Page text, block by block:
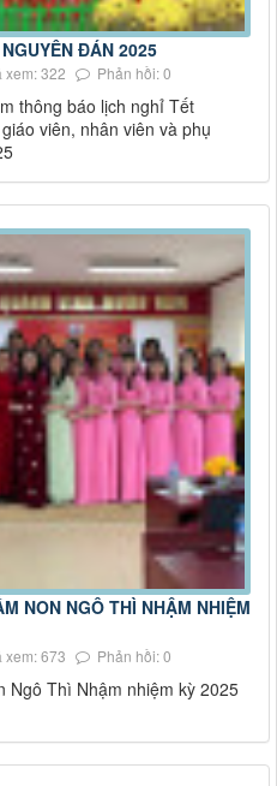
ĐÁN 2025
xem: 322 Phản hồi: 0
thông báo lịch nghỉ Tết
viên, nhân viên và phụ
NON NGÔ THÌ NHẬM NHIỆM
xem: 673 Phản hồi: 0
Ngô Thì Nhậm nhiệm kỳ 2025